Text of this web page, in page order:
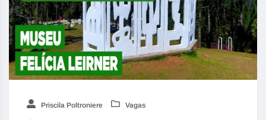
Priscila Poltroniere Vagas